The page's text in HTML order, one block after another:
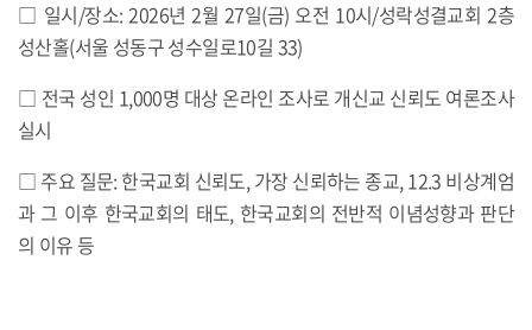
□ 일시/장소: 2026년 2월 27일(금) 오전 10시/성락성결교회 2층
성산홀(서울 성동구 성수일로10길 33)
□ 전국 성인 1,000명 대상 온라인 조사로 개신교 신뢰도 여론조사
실시
□ 주요 질문: 한국교회 신뢰도, 가장 신뢰하는 종교, 12.3 비상계엄
과 그 이후 한국교회의 태도, 한국교회의 전반적 이념성향과 판단
의 이유 등